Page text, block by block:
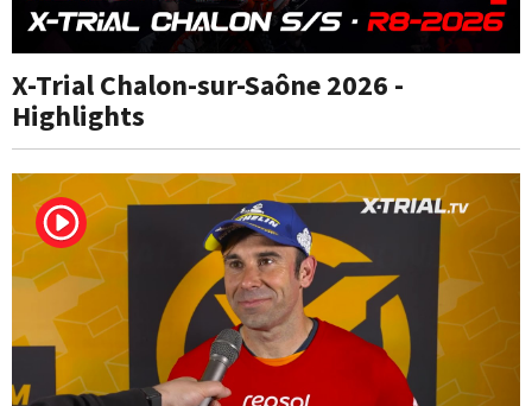
X-Trial Chalon-sur-Saône 2026 -
Highlights